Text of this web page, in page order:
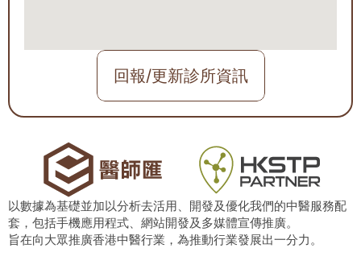
回報/更新診所資訊
以數據為基礎並加以分析去活用、開發及優化我們的中醫服務配
套，包括手機應用程式、網站開發及多媒體宣傳推廣。
旨在向大眾推廣香港中醫行業，為推動行業發展出一分力。